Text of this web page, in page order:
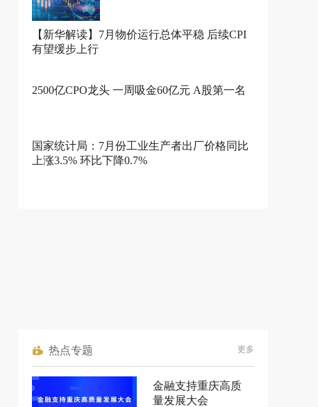
【新华解读】7月物价运行总体平稳 后续CPI
有望缓步上行
2500亿CPO龙头 一周吸金60亿元 A股第一名
国家统计局：7月份工业生产者出厂价格同比
上涨3.5% 环比下降0.7%
热点专题 更多
金融支持重庆高质
量发展大会